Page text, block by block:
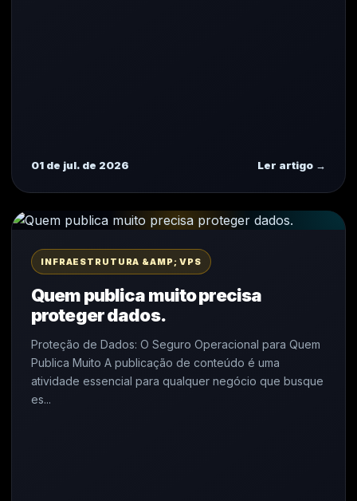
01 de jul. de 2026 Ler artigo →
INFRAESTRUTURA &AMP; VPS
Quem publica muito precisa
proteger dados.
Proteção de Dados: O Seguro Operacional para Quem
Publica Muito A publicação de conteúdo é uma
atividade essencial para qualquer negócio que busque
es...